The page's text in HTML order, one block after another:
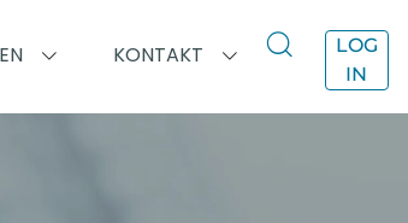
KONTAKT
LOG
IN